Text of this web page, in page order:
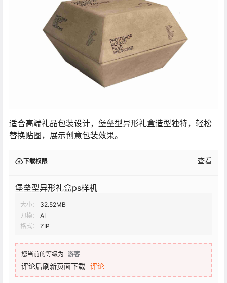
适合高端礼品包装设计，堡垒型异形礼盒造型独特，轻松
替换贴图，展示创意包装效果。
下载权限 查看
堡垒型异形礼盒ps样机
大小：
32.52MB
刀模：
AI
格式：
ZIP
您当前的等级为 游客
评论后刷新页面下载 评论